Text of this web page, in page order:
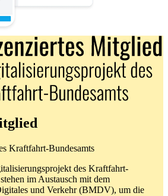
Kraftfahrt-Bundesamts
des Kraftfahrt-
im Austausch mit dem
und Verkehr (BMDV), um die